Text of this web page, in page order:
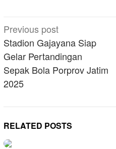
Post
navigation
Previous post
Stadion Gajayana Siap
Gelar Pertandingan
Sepak Bola Porprov Jatim
2025
RELATED POSTS